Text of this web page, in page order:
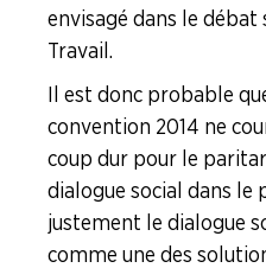
envisagé dans le
Travail.
Il est donc probable
convention 2014 ne
coup dur pour le
dialogue social dans le
justement le dialogue
comme une des